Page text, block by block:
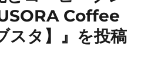
Coffee
スタ】』を投稿